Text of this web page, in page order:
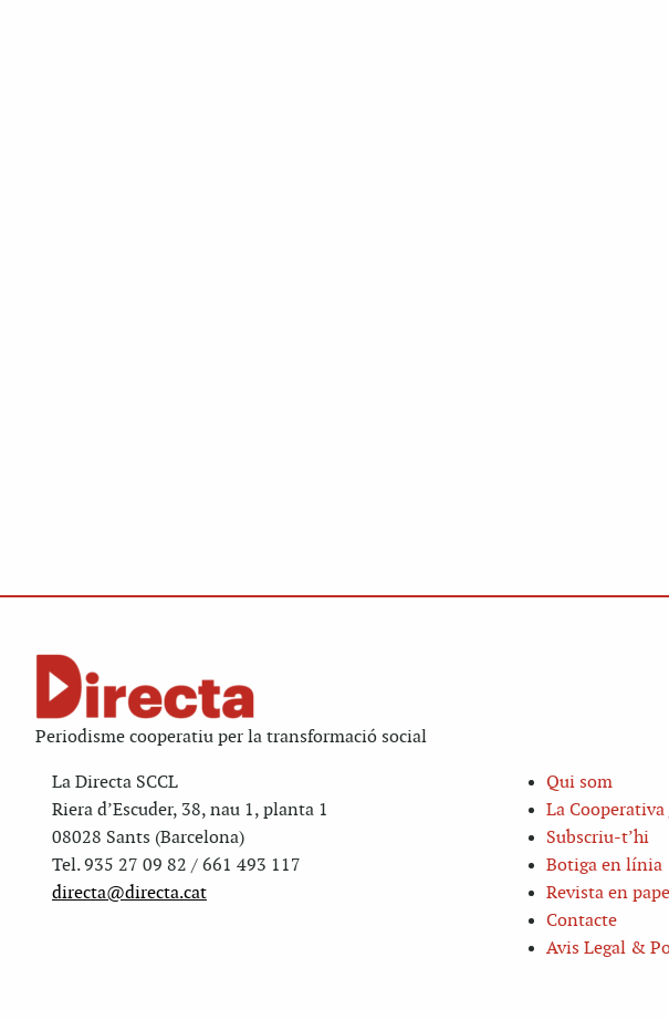
Periodisme cooperatiu per la transformació social
La Directa SCCL
Riera d’Escuder, 38, nau 1, planta 1
08028 Sants (Barcelona)
Tel. 935 27 09 82 / 661 493 117
directa@directa.cat
Qui som
La Cooperativa
Subscriu-t’hi
Botiga en línia
Revista en
Contacte
Avis Legal &